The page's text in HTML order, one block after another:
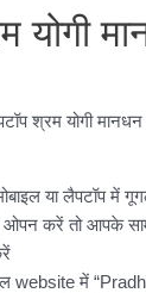
योगी
श्रम योगी
या लैपटॉप में
ओपन करें तो आपके
website में